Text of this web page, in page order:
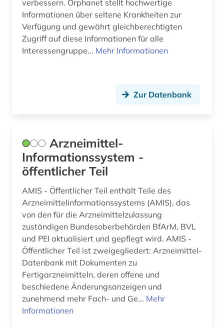
geschichte der naturwissenschaften (1)
gesundheit (2)
gesundheitsschädlicher stoff (3)
gesundheitswesen (4)
gewerbliche schutzrechte (4)
giftstoffe (1)
grenzwert (1)
grippe (1)
grippeviren (1)
hebammenwissenschaft (1)
heilpflanzen (5)
verbessern. Orphanet stellt hochwertige
Informationen über seltene Krankheiten zur
Verfügung und gewährt gleichberechtigten
Zugriff auf diese Informationen für alle
Interessengruppe... Mehr Informationen
Zur Datenbank
Arzneimittel-
Informationssystem -
öffentlicher Teil
AMIS - Öffentlicher Teil enthält Teile des
Arzneimittelinformationssystems (AMIS), das
von den für die Arzneimittelzulassung
zuständigen Bundesoberbehörden BfArM, BVL
und PEI aktualisiert und gepflegt wird. AMIS -
Öffentlicher Teil ist zweigegliedert: Arzneimittel-
Datenbank mit Dokumenten zu
Fertigarzneimitteln, deren offene und
beschiedene Änderungsanzeigen und
zunehmend mehr Fach- und Ge... Mehr
Informationen